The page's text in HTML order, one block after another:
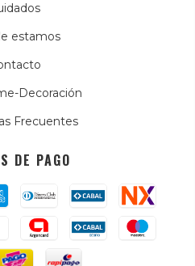
estamos
Decoración
Frecuentes
DE PAGO